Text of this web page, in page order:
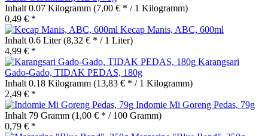
Inhalt 0.07 Kilogramm (7,00 € * / 1 Kilogramm)
0,49 € *
Kecap Manis, ABC, 600ml
Inhalt 0.6 Liter(8,32 € * / 1 Liter)
4,99 € *
Karangsari
Gado-Gado, TIDAK PEDAS, 180g
Inhalt 0.18 Kilogramm (13,83 € * / 1 Kilogramm)
2,49 € *
Indomie Mi Goreng Pedas, 79g
Inhalt 79 Gramm (1,00 € * / 100 Gramm)
0,79 € *